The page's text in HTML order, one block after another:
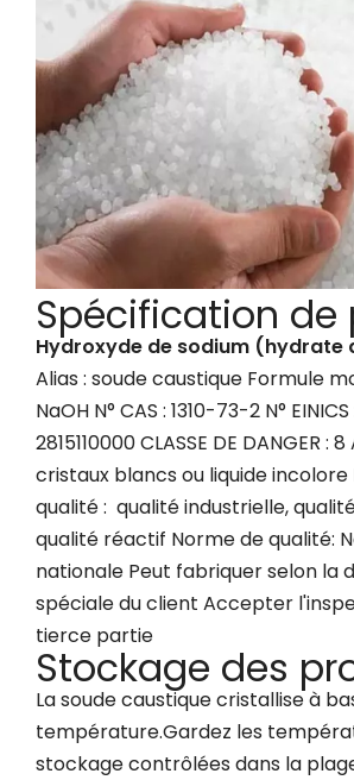
Spécification de
Hydroxyde de sodium (hydrate
Alias ​​: soude caustique Formule
NaOH N° CAS : 1310-73-2 N°
2815110000 CLASSE DE DANGER :
cristaux blancs ou liquide
qualité : qualité industrielle,
qualité réactif Norme de qualité:
nationale Peut fabriquer selon la
spéciale du client Accepter
tierce partie
Stockage des
La soude caustique cristallise à
température.Gardez les
stockage contrôlées dans la